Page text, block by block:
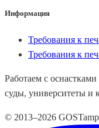
Информация
Требования к
Требования к
Работаем с
суды, университеты и
© 2013–2026 GOSTamp